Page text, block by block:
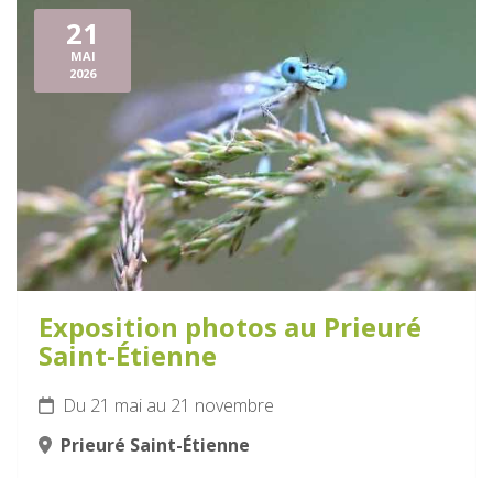
21
MAI
2026
Exposition photos au Prieuré
Saint-Étienne
Du 21 mai au 21 novembre
Prieuré Saint-Étienne